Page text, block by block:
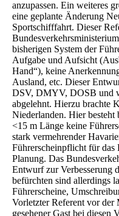
anzupassen. Ein weiteres
eine geplante Änderung
Sportschifffahrt. Dieser
bisherigen System der
Aufgabe und Aufsicht
Hand“), keine
Ausland, etc. Dieser
DSV, DMYV, DOSB und
abgelehnt. Hierzu brachte
Niederlanden. Hier besteht
<15 m Länge keine
stark vermehrender
Führerscheinpflicht für das
Planung. Das
Entwurf zur Verbesserung
befürchten sind allerdings
Führerscheine,
Vorletzter Referent vor der
gesehener Gast bei diesen